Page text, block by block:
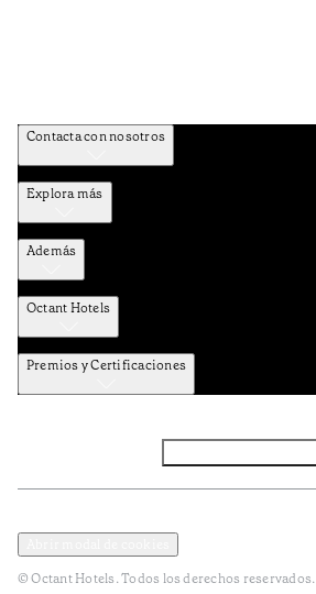
Contacta con nosotros
Explora más
Además
Octant Hotels
Premios y Certificaciones
© Octant Hotels. Todos los derechos reservados.